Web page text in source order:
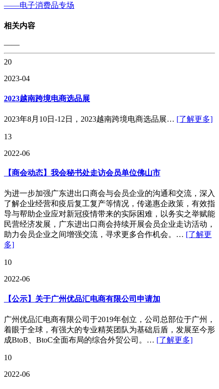
——电子消费品专场
相关内容
——
20
2023-04
2023越南跨境电商选品展
2023年8月10日-12日，2023越南跨境电商选品展… [了解更多]
13
2022-06
【商会动态】我会秘书处走访会员单位佛山市
为进一步加强广东进出口商会与会员企业的沟通和交流，深入
了解企业经营和疫后复工复产等情况，传递惠企政策，有效指
导与帮助企业应对新冠疫情带来的实际困难，以务实之举赋能
民营经济发展，广东进出口商会持续开展会员企业走访活动，
助力会员企业之间增强交流，寻求更多合作机会。… [了解更
多]
10
2022-06
【公示】关于广州优品汇电商有限公司申请加
广州优品汇电商有限公司于2019年创立，公司总部位于广州，
着眼于全球，有强大的专业精英团队为基础后盾，发展至今形
成BtoB、BtoC全面布局的综合外贸公司。… [了解更多]
10
2022-06